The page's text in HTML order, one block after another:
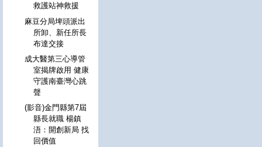
救護站神救援
麻豆分局埤頭派出
所卸、新任所長
布達交接
成大醫第三心導管
室揭牌啟用 健康
守護南臺灣心跳
聲
(影音)金門縣第7屆
縣長就職 楊鎮
浯：開創新局 找
回價值